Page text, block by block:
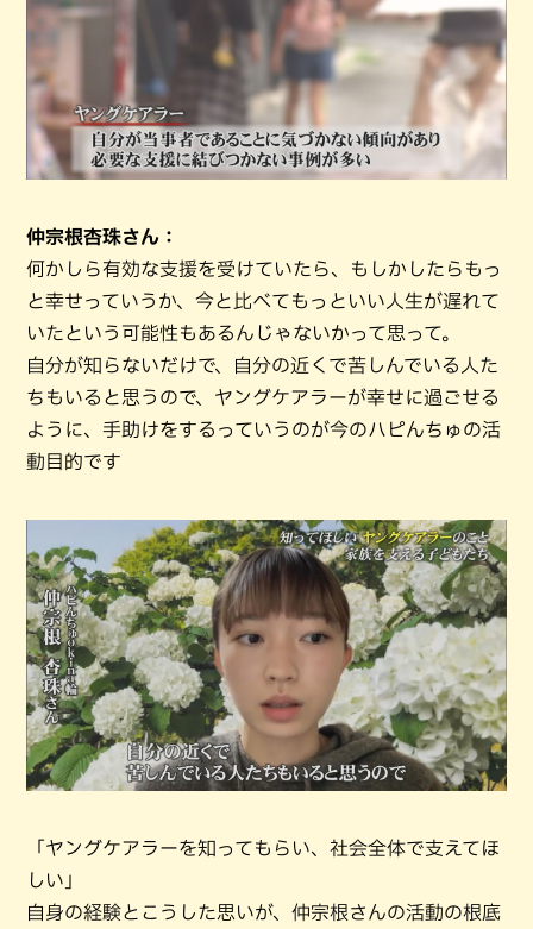
仲宗根杏珠さん：
何かしら有効な支援を受けていたら、もしかしたらもっ
と幸せっていうか、今と比べてもっといい人生が遅れて
いたという可能性もあるんじゃないかって思って。
自分が知らないだけで、自分の近くで苦しんでいる人た
ちもいると思うので、ヤングケアラーが幸せに過ごせる
ように、手助けをするっていうのが今のハピんちゅの活
動目的です
「ヤングケアラーを知ってもらい、社会全体で支えてほ
しい」
自身の経験とこうした思いが、仲宗根さんの活動の根底